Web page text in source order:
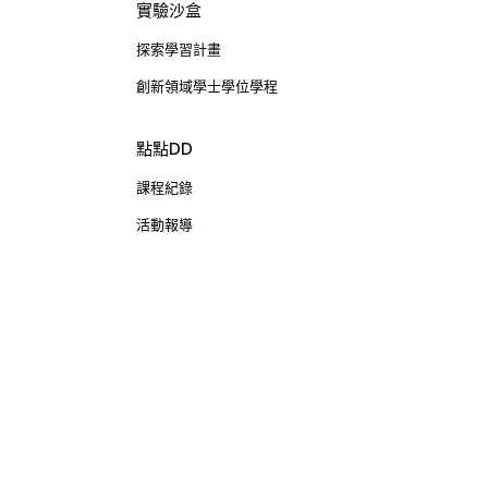
實驗沙盒
探索學習計畫
創新領域學士學位學程
點點DD
課程紀錄
活動報導